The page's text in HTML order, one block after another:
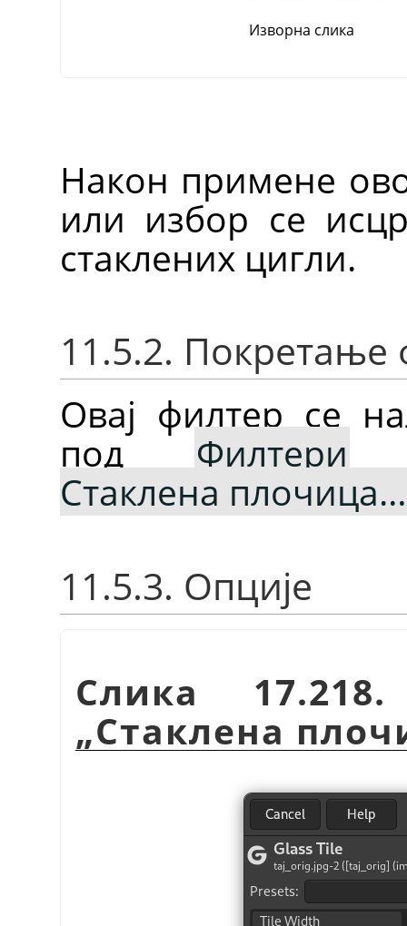
Изворна слика
Након примене
или избор се
стаклених цигли.
11.5.2. Покретање
Овај филтер се
под Филтери
Стаклена плочица…
11.5.3. Опције
Слика
„Стаклена